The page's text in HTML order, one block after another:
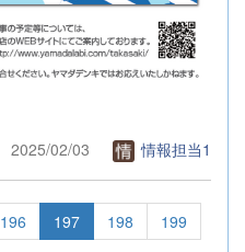
2025/02/03 情報担当1
196 197 198
199